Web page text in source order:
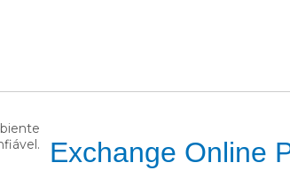
Exchange Online